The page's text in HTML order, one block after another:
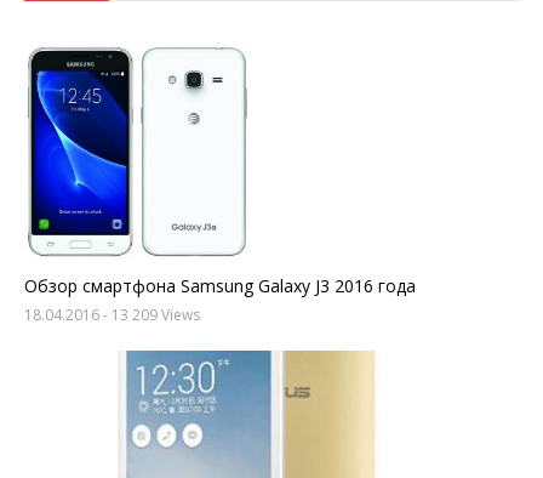
Обзор смартфона Samsung Galaxy J3 2016 года
18.04.2016- 13 209 Views